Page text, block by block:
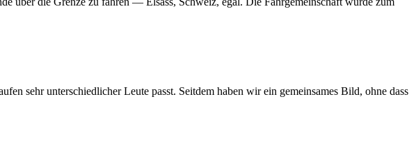
sehr unterschiedlicher Leute passt. Seitdem haben wir ein gemeinsames Bild, ohne dass